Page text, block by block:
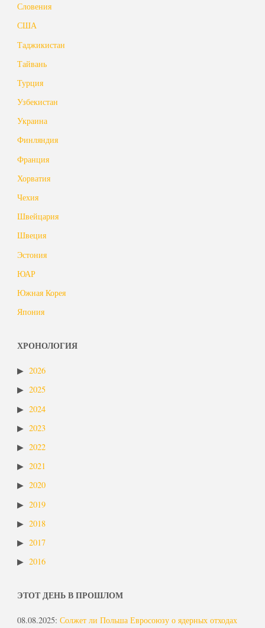
Словения
США
Таджикистан
Тайвань
Турция
Узбекистан
Украина
Финляндия
Франция
Хорватия
Чехия
Швейцария
Швеция
Эстония
ЮАР
Южная Корея
Япония
ХРОНОЛОГИЯ
2026
2025
2024
2023
2022
2021
2020
2019
2018
2017
2016
ЭТОТ ДЕНЬ В ПРОШЛОМ
08.08.2025: Солжет ли Польша Евросоюзу о ядерных отходах